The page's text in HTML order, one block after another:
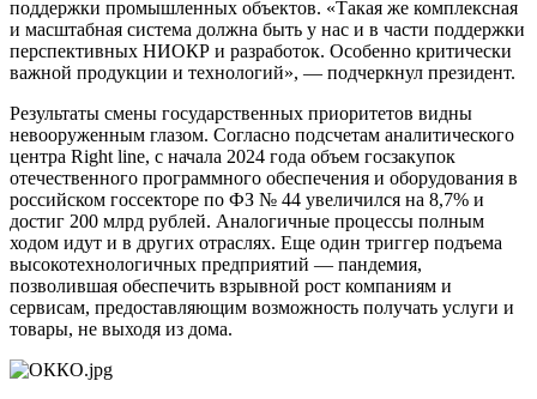
поддержки промышленных объектов. «Такая же комплексная
и масштабная система должна быть у нас и в части поддержки
перспективных НИОКР и разработок. Особенно критически
важной продукции и технологий», — подчеркнул президент.
Результаты смены государственных приоритетов видны
невооруженным глазом. Согласно подсчетам аналитического
центра Right line, с начала 2024 года объем госзакупок
отечественного программного обеспечения и оборудования в
российском госсекторе по ФЗ № 44 увеличился на 8,7% и
достиг 200 млрд рублей. Аналогичные процессы полным
ходом идут и в других отраслях. Еще один триггер подъема
высокотехнологичных предприятий — пандемия,
позволившая обеспечить взрывной рост компаниям и
сервисам, предоставляющим возможность получать услуги и
товары, не выходя из дома.